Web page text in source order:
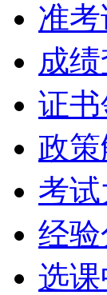
准考
成
证书
政
考试
经
选